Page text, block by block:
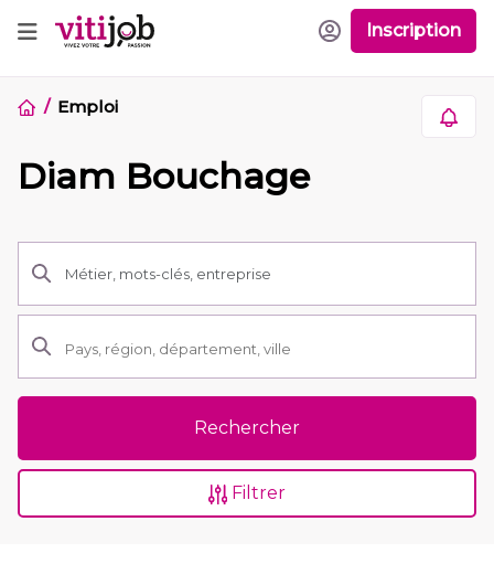
Inscription
Emploi
Diam Bouchage
Rechercher
Filtrer